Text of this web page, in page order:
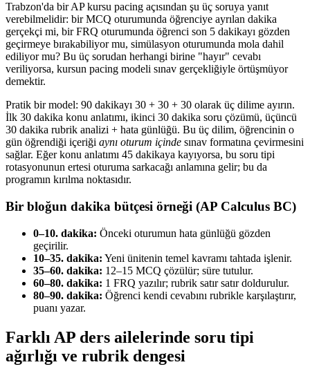
Trabzon'da bir AP kursu pacing açısından şu üç soruya yanıt
verebilmelidir: bir MCQ oturumunda öğrenciye ayrılan dakika
gerçekçi mi, bir FRQ oturumunda öğrenci son 5 dakikayı gözden
geçirmeye bırakabiliyor mu, simülasyon oturumunda mola dahil
ediliyor mu? Bu üç sorudan herhangi birine "hayır" cevabı
veriliyorsa, kursun pacing modeli sınav gerçekliğiyle örtüşmüyor
demektir.
Pratik bir model: 90 dakikayı 30 + 30 + 30 olarak üç dilime ayırın.
İlk 30 dakika konu anlatımı, ikinci 30 dakika soru çözümü, üçüncü
30 dakika rubrik analizi + hata günlüğü. Bu üç dilim, öğrencinin o
gün öğrendiği içeriği aynı oturum içinde sınav formatına çevirmesini
sağlar. Eğer konu anlatımı 45 dakikaya kayıyorsa, bu soru tipi
rotasyonunun ertesi oturuma sarkacağı anlamına gelir; bu da
programın kırılma noktasıdır.
Bir bloğun dakika bütçesi örneği (AP Calculus BC)
0–10. dakika: Önceki oturumun hata günlüğü gözden
geçirilir.
10–35. dakika: Yeni ünitenin temel kavramı tahtada işlenir.
35–60. dakika: 12–15 MCQ çözülür; süre tutulur.
60–80. dakika: 1 FRQ yazılır; rubrik satır satır doldurulur.
80–90. dakika: Öğrenci kendi cevabını rubrikle karşılaştırır,
puanı yazar.
Farklı AP ders ailelerinde soru tipi
ağırlığı ve rubrik dengesi